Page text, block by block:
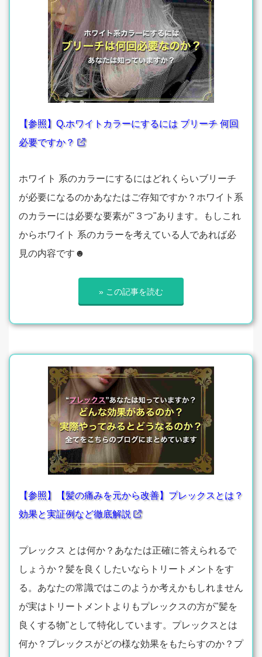
【参照】Q.ホワイトカラーにするには ブリーチ 何回
必要ですか？
ホワイト 系のカラーにするにはどれくらいブリーチ
が必要になるのかあなたはご存知ですか？ホワイト系
のカラーには必要な要素が"３つ"あります。もしこれ
からホワイト 系のカラーを考えている人であれば必
見の内容です☻
» この記事を読む
【参照】【髪の痛みを元から改善】プレックスとは？
効果と実証例など徹底解説
プレックス とは何か？あなたは正確に答えられるで
しょうか？髪を良くしたいならトリートメントをす
る。あなたの常識ではこのようか考えかもしれません
が実はトリートメントよりもプレックスの方が"髪を
良くする物"として特化しています。プレックスとは
何か？プレックスがどの様な効果をもたらすのか？プ